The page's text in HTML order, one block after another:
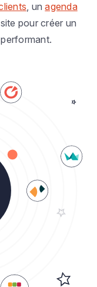
, unagenda
pour créer un